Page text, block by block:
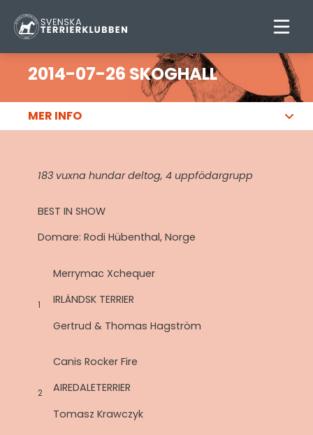
2014-07-26 SKOGHALL
MER INFO
183 vuxna hundar deltog, 4 uppfödargrupp
BEST IN SHOW
Domare: Rodi Hübenthal, Norge
1
Merrymac Xchequer
IRLÄNDSK TERRIER
Gertrud & Thomas Hagström
2
Canis Rocker Fire
AIREDALETERRIER
Tomasz Krawczyk